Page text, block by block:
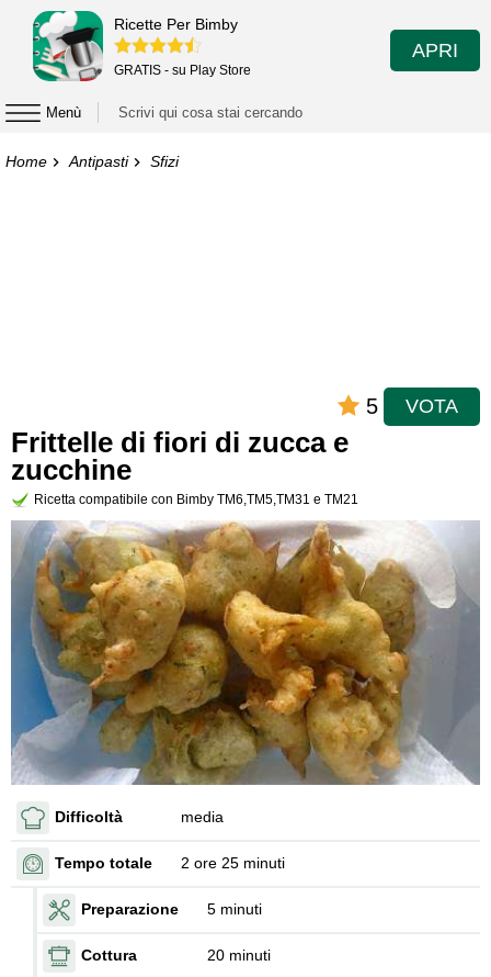
Ricette Per Bimby
GRATIS - su Play Store
APRI
Menù
Home Antipasti Sfizi
5 VOTA
Frittelle di fiori di zucca e
zucchine
Ricetta compatibile con Bimby TM6,TM5,TM31 e TM21
Difficoltà media
Tempo totale 2 ore 25 minuti
Preparazione 5 minuti
Cottura 20 minuti